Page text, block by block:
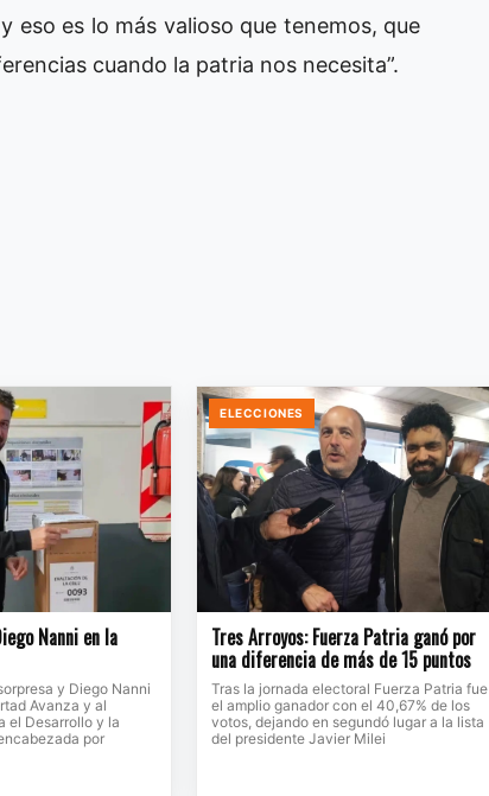
eso es lo más valioso que tenemos, que
cuando la patria nos necesita”.
Nanni en la
y Diego Nanni
Avanza y al
el Desarrollo y la
por
ELECCIONES
Tres Arroyos: Fuerza Patria ganó por
una diferencia de más de 15 puntos
Tras la jornada electoral Fuerza Patria fue
el amplio ganador con el 40,67% de los
votos, dejando en segundó lugar a la lista
del presidente Javier Milei